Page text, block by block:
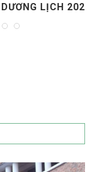
LỊCH 2025